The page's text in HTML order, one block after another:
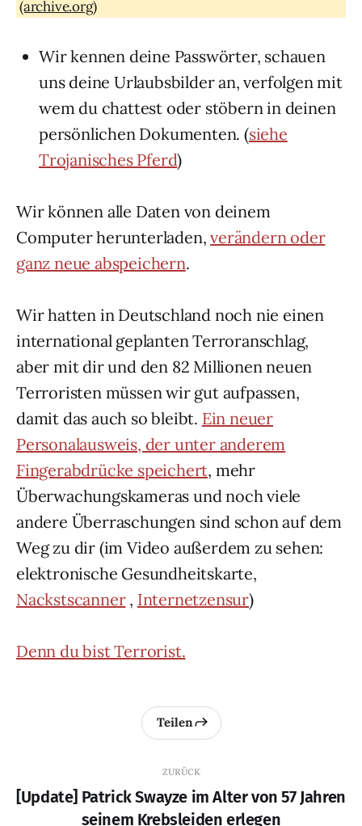
(archive.org)
Wir kennen deine Passwörter, schauen
uns deine Urlaubsbilder an, verfolgen mit
wem du chattest oder stöbern in deinen
persönlichen Dokumenten. (siehe
Trojanisches Pferd)
Wir können alle Daten von deinem
Computer herunterladen,verändern oder
ganz neue abspeichern.
Wir hatten in Deutschland noch nie einen
international geplanten Terroranschlag,
aber mit dir und den 82 Millionen neuen
Terroristen müssen wir gut aufpassen,
damit das auch so bleibt. Ein neuer
Personalausweis, der unter anderem
Fingerabdrücke speichert, mehr
Überwachungskameras und noch viele
andere Überraschungen sind schon auf dem
Weg zu dir (im Video außerdem zu sehen:
elektronische Gesundheitskarte,
Nackstscanner, Internetzensur)
Denn du bist Terrorist.
ZURÜCK
[Update] Patrick Swayze im Alter von 57 Jahren
seinem Krebsleiden erlegen
Teilen